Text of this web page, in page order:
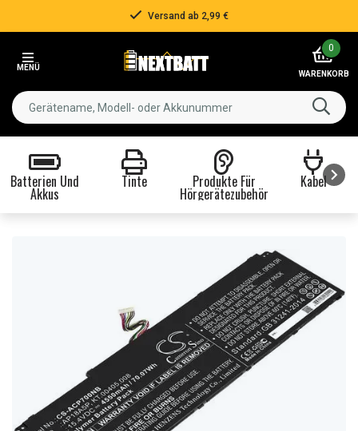
Versand ab 2,99 €
MENÜ
0
WARENKORB
Batterien Und
Akkus
Tinte Produkte Für
Hörgerätezubehör
Kabel